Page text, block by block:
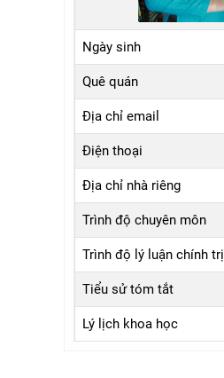
Ngày sinh
Quê quán
Địa chỉ email
Điện thoại
Địa chỉ nhà riêng
Trình độ chuyên môn
Trình độ lý luận chính trị
Tiểu sử tóm tắt
Lý lịch khoa học